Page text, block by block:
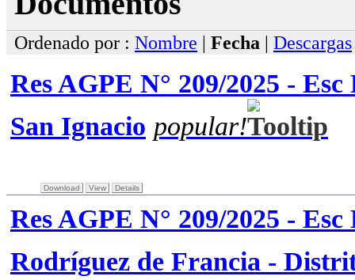
Ordenado por : Nombre | Fecha | Descargas
Res AGPE N° 209/2025 -
San Ignacio popular!
Download View Details
Res AGPE N° 209/2025 -
Rodríguez de Francia -